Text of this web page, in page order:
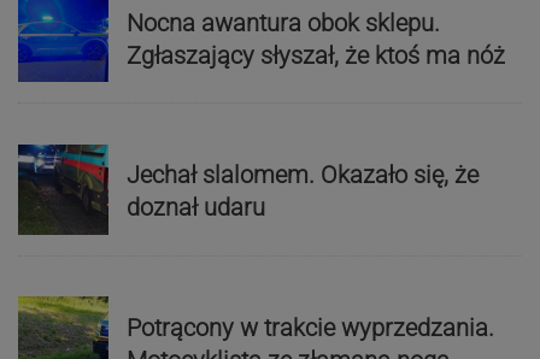
Nocna awantura obok sklepu.
Zgłaszający słyszał, że ktoś ma nóż
Jechał slalomem. Okazało się, że
doznał udaru
Potrącony w trakcie wyprzedzania.